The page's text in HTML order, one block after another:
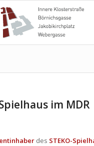
im MDR
des STEKO-